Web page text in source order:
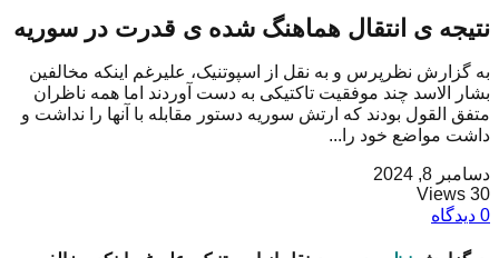
نتیجه ی انتقال هماهنگ شده ی قدرت در سوریه
به گزارش نظرپرس و به نقل از اسپوتنیک، علیرغم اینکه مخالفین
بشار الاسد چند موفقیت تاکتیکی به دست آوردند اما همه ناظران
متفق القول بودند که ارتش سوریه دستور مقابله با آنها را نداشت و
داشت مواضع خود را...
دسامبر 8, 2024
30 Views
0 دیدگاه